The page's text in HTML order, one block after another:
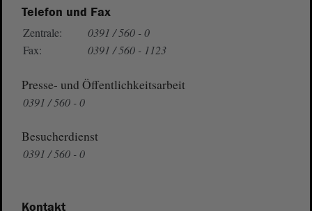
Telefon und Fax
Zentrale:
0391 / 560 - 0
Fax:
0391 / 560 - 1123
Presse- und Öffentlichkeitsarbeit
0391 / 560 - 0
Besucherdienst
0391 / 560 - 0
Kontakt